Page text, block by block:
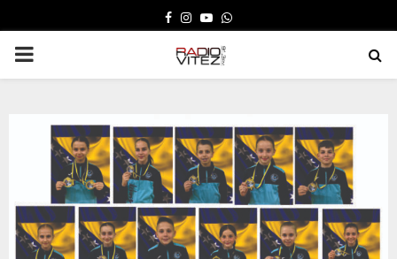
FACEBOOK
INSTAGRAM
YOUTUBE
WHATSAPP
PRIMARY